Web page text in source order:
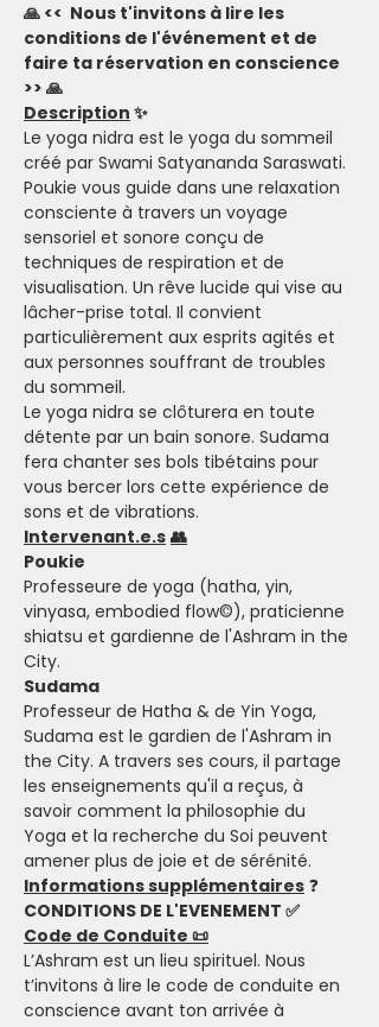
🙏 <<  Nous t'invitons à lire les
conditions de l'événement et de
faire ta réservation en conscience
>> 🙏
Description ✨
Le yoga nidra est le yoga du sommeil
créé par Swami Satyananda Saraswati.
Poukie vous guide dans une relaxation
consciente à travers un voyage
sensoriel et sonore conçu de
techniques de respiration et de
visualisation. Un rêve lucide qui vise au
lâcher-prise total. Il convient
particulièrement aux esprits agités et
aux personnes souffrant de troubles
du sommeil.
Le yoga nidra se clôturera en toute
détente par un bain sonore. Sudama
fera chanter ses bols tibétains pour
vous bercer lors cette expérience de
sons et de vibrations.
Intervenant.e.s 👥
Poukie
Professeure de yoga (hatha, yin,
vinyasa, embodied flow©), praticienne
shiatsu et gardienne de l'Ashram in the
City.
Sudama
Professeur de Hatha & de Yin Yoga,
Sudama est le gardien de l'Ashram in
the City. A travers ses cours, il partage
les enseignements qu'il a reçus, à
savoir comment la philosophie du
Yoga et la recherche du Soi peuvent
amener plus de joie et de sérénité.
Informations supplémentaires ❓
CONDITIONS DE L'EVENEMENT ✅
Code de Conduite 📜
L’Ashram est un lieu spirituel. Nous
t’invitons à lire le code de conduite en
conscience avant ton arrivée à